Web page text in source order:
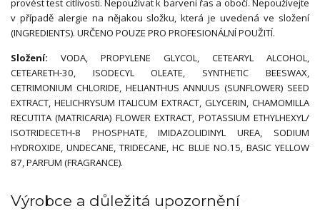
provést test citlivosti. Nepoužívat k barvení řas a obočí. Nepoužívejte
v případě alergie na nějakou složku, která je uvedená ve složení
(INGREDIENTS). URČENO POUZE PRO PROFESIONÁLNÍ POUŽITÍ.
Složení: VODA, PROPYLENE GLYCOL, CETEARYL ALCOHOL,
CETEARETH-30, ISODECYL OLEATE, SYNTHETIC BEESWAX,
CETRIMONIUM CHLORIDE, HELIANTHUS ANNUUS (SUNFLOWER) SEED
EXTRACT, HELICHRYSUM ITALICUM EXTRACT, GLYCERIN, CHAMOMILLA
RECUTITA (MATRICARIA) FLOWER EXTRACT, POTASSIUM ETHYLHEXYL/
ISOTRIDECETH-8 PHOSPHATE, IMIDAZOLIDINYL UREA, SODIUM
HYDROXIDE, UNDECANE, TRIDECANE, HC BLUE NO.15, BASIC YELLOW
87, PARFUM (FRAGRANCE).
Výrobce a důležitá upozornění